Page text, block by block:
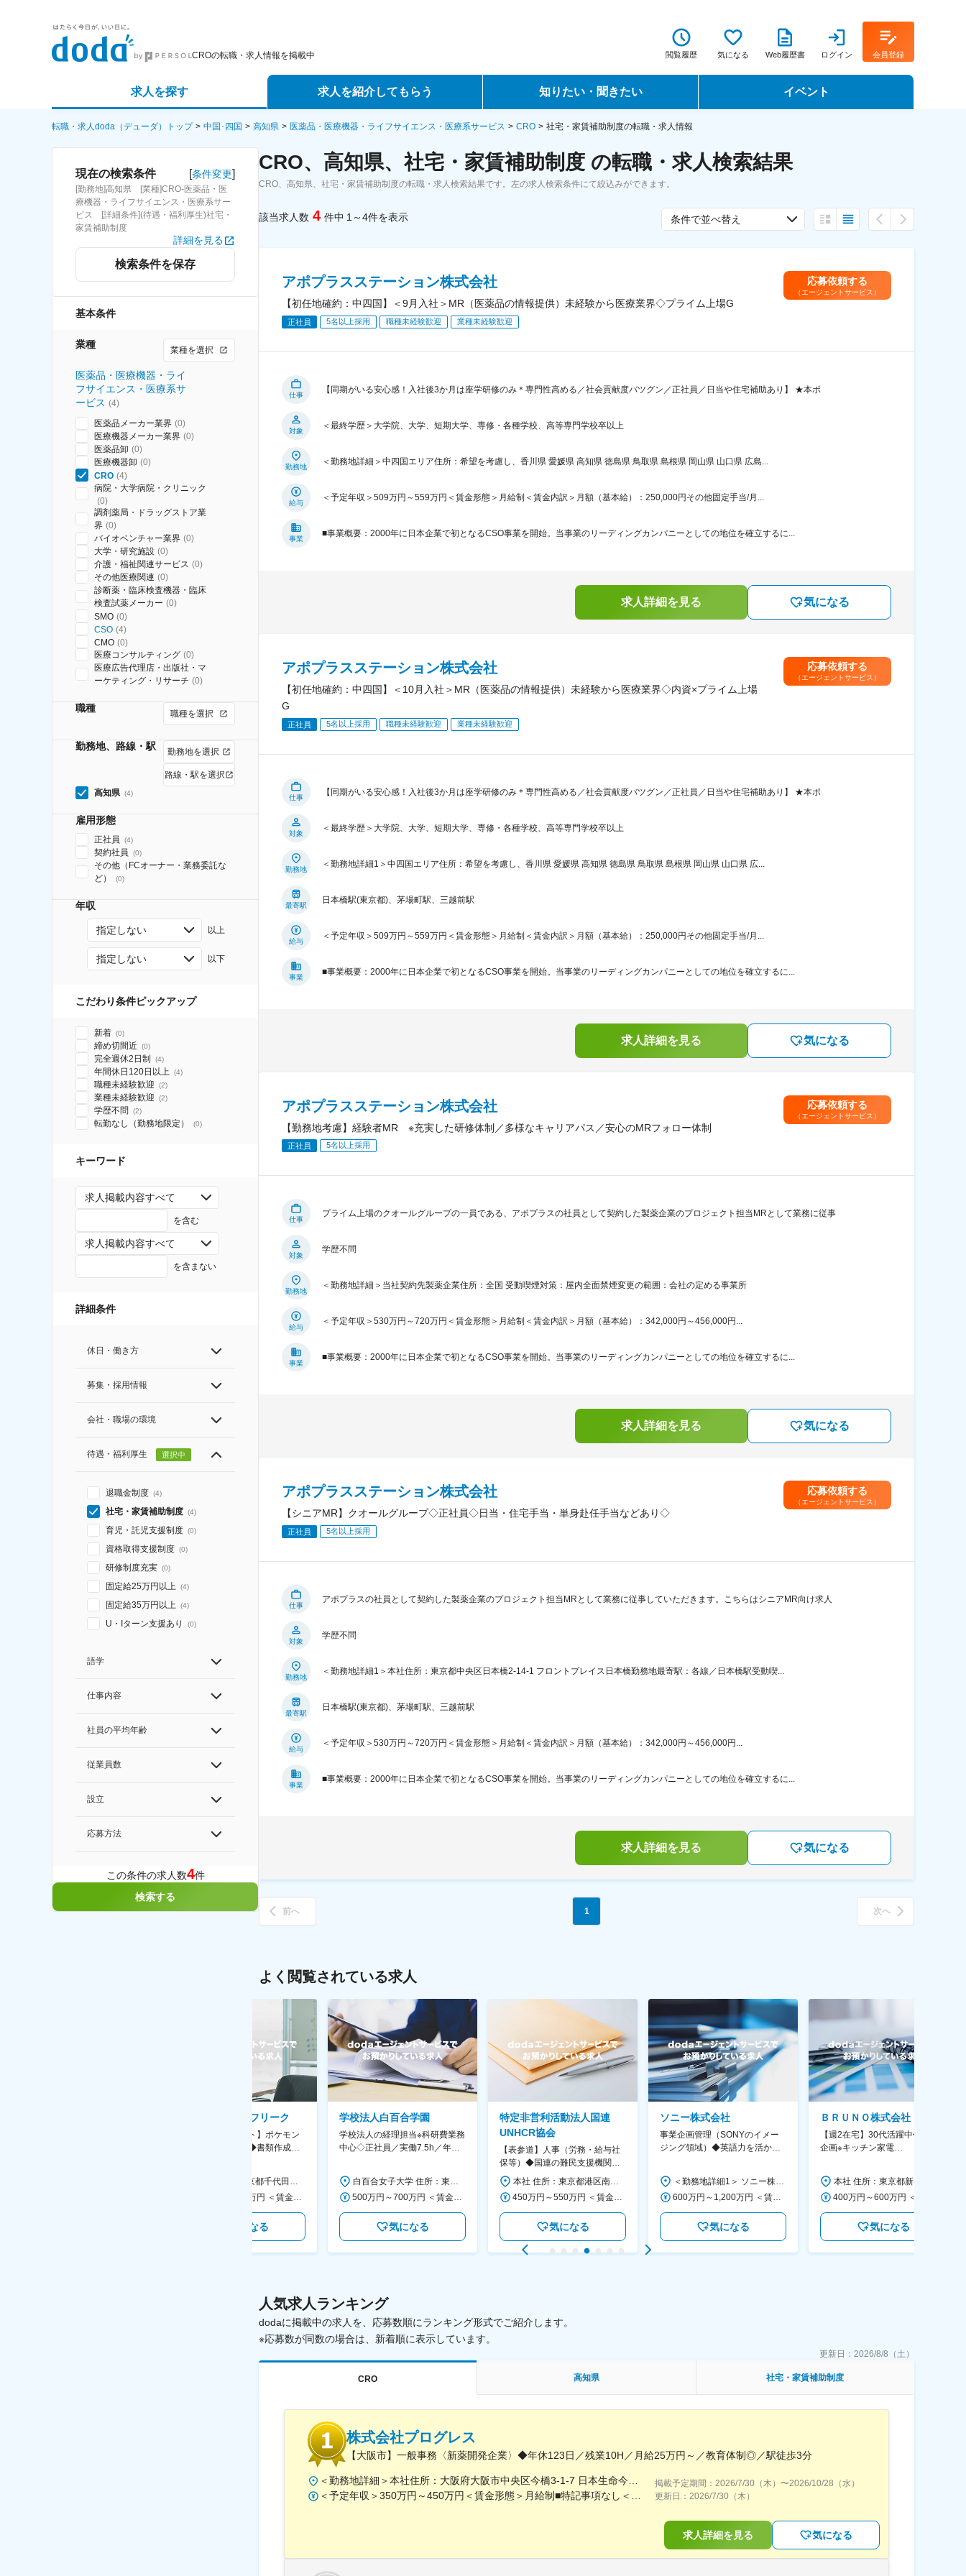
CROの転職・求人情報を掲載中 閲覧履歴 気になる Web履歴書 ログイン 会員登録
求人を探す
詳細条件から探す
求人特集から探す
求人を紹介してもらう
エージェントサービス
スカウトサービス
知りたい・聞きたい
転職ノウハウ
データで見る転職
イベント
転職フェア
転職・求人doda（デューダ）トップ 中国･四国 高知県 医薬品・医療機器・ライフサイエンス・医療系サービス CRO 社宅・家賃補助制度の転職・求人情報
現在の検索条件 [条件変更]
[勤務地]高知県 [業種]CRO-医薬品・医
療機器・ライフサイエンス・医療系サー
ビス [詳細条件](待遇・福利厚生)社宅・
家賃補助制度
詳細を見る
検索条件を保存
基本条件
業種 業種を選択
医薬品・医療機器・ライ
フサイエンス・医療系サ
ービス (4)
医薬品メーカー業界 (0)
医療機器メーカー業界 (0)
医薬品卸 (0)
医療機器卸 (0)
CRO (4)
病院・大学病院・クリニック
(0)
調剤薬局・ドラッグストア業
界 (0)
バイオベンチャー業界 (0)
大学・研究施設 (0)
介護・福祉関連サービス (0)
その他医療関連 (0)
診断薬・臨床検査機器・臨床
検査試薬メーカー (0)
SMO (0)
CSO (4)
CMO (0)
医療コンサルティング (0)
医療広告代理店・出版社・マ
ーケティング・リサーチ (0)
職種 職種を選択
勤務地、路線・駅 勤務地を選択
路線・駅を選択
高知県 (4)
雇用形態
正社員 (4)
契約社員 (0)
その他（FCオーナー・業務委託な
ど）
(0)
年収
指定しない 以上
指定しない 以下
こだわり条件ピックアップ
新着 (0)
締め切間近 (0)
完全週休2日制 (4)
年間休日120日以上 (4)
職種未経験歓迎 (2)
業種未経験歓迎 (2)
学歴不問 (2)
転勤なし（勤務地限定） (0)
キーワード
求人掲載内容すべて
を含む
求人掲載内容すべて
を含まない
詳細条件
休日・働き方
募集・採用情報
会社・職場の環境
待遇・福利厚生 選択中
退職金制度 (4)
社宅・家賃補助制度 (4)
育児・託児支援制度 (0)
資格取得支援制度 (0)
研修制度充実 (0)
固定給25万円以上 (4)
固定給35万円以上 (4)
U・Iターン支援あり (0)
語学
仕事内容
社員の平均年齢
従業員数
設立
応募方法
この条件の求人数4件
検索する
CRO、高知県、社宅・家賃補助制度 の転職・求人検索結果
CRO、高知県、社宅・家賃補助制度の転職・求人検索結果です。左の求人検索条件にて絞込みができます。
該当求人数 4 件中 1～4件を表示 条件で並べ替え
アポプラスステーション株式会社
【初任地確約：中四国】＜9月入社＞MR（医薬品の情報提供）未経験から医療業界◇プライム上場G
正社員 5名以上採用 職種未経験歓迎 業種未経験歓迎
応募依頼する
（エージェントサービス）
仕事
【同期がいる安心感！入社後3か月は座学研修のみ＊専門性高める／社会貢献度バツグン／正社員／日当や住宅補助あり】 ★本ポ
対象
＜最終学歴＞大学院、大学、短期大学、専修・各種学校、高等専門学校卒以上
勤務地
＜勤務地詳細＞中四国エリア住所：希望を考慮し、香川県 愛媛県 高知県 徳島県 鳥取県 島根県 岡山県 山口県 広島...
給与
＜予定年収＞509万円～559万円＜賃金形態＞月給制＜賃金内訳＞月額（基本給）：250,000円その他固定手当/月...
事業
■事業概要：2000年に日本企業で初となるCSO事業を開始。当事業のリーディングカンパニーとしての地位を確立するに...
求人詳細を見る 気になる
アポプラスステーション株式会社
【初任地確約：中四国】＜10月入社＞MR（医薬品の情報提供）未経験から医療業界◇内資×プライム上場
G
正社員 5名以上採用 職種未経験歓迎 業種未経験歓迎
応募依頼する
（エージェントサービス）
仕事
【同期がいる安心感！入社後3か月は座学研修のみ＊専門性高める／社会貢献度バツグン／正社員／日当や住宅補助あり】 ★本ポ
対象
＜最終学歴＞大学院、大学、短期大学、専修・各種学校、高等専門学校卒以上
勤務地
＜勤務地詳細1＞中四国エリア住所：希望を考慮し、香川県 愛媛県 高知県 徳島県 鳥取県 島根県 岡山県 山口県 広...
最寄駅
日本橋駅(東京都)、茅場町駅、三越前駅
給与
＜予定年収＞509万円～559万円＜賃金形態＞月給制＜賃金内訳＞月額（基本給）：250,000円その他固定手当/月...
事業
■事業概要：2000年に日本企業で初となるCSO事業を開始。当事業のリーディングカンパニーとしての地位を確立するに...
求人詳細を見る 気になる
アポプラスステーション株式会社
【勤務地考慮】経験者MR ※充実した研修体制／多様なキャリアパス／安心のMRフォロー体制
正社員 5名以上採用
応募依頼する
（エージェントサービス）
仕事
プライム上場のクオールグループの一員である、アポプラスの社員として契約した製薬企業のプロジェクト担当MRとして業務に従事
対象
学歴不問
勤務地
＜勤務地詳細＞当社契約先製薬企業住所：全国 受動喫煙対策：屋内全面禁煙変更の範囲：会社の定める事業所
給与
＜予定年収＞530万円～720万円＜賃金形態＞月給制＜賃金内訳＞月額（基本給）：342,000円～456,000円...
事業
■事業概要：2000年に日本企業で初となるCSO事業を開始。当事業のリーディングカンパニーとしての地位を確立するに...
求人詳細を見る 気になる
アポプラスステーション株式会社
【シニアMR】クオールグループ◇正社員◇日当・住宅手当・単身赴任手当などあり◇
正社員 5名以上採用
応募依頼する
（エージェントサービス）
仕事
アポプラスの社員として契約した製薬企業のプロジェクト担当MRとして業務に従事していただきます。こちらはシニアMR向け求人
対象
学歴不問
勤務地
＜勤務地詳細1＞本社住所：東京都中央区日本橋2-14-1 フロントプレイス日本橋勤務地最寄駅：各線／日本橋駅受動喫...
最寄駅
日本橋駅(東京都)、茅場町駅、三越前駅
給与
＜予定年収＞530万円～720万円＜賃金形態＞月給制＜賃金内訳＞月額（基本給）：342,000円～456,000円...
事業
■事業概要：2000年に日本企業で初となるCSO事業を開始。当事業のリーディングカンパニーとしての地位を確立するに...
求人詳細を見る 気になる
前へ 1 次へ
よく閲覧されている求人
株式会社ゲームフリーク
【庶務アシスタント】ポケモン
シリーズ開発企業◆書類作成・
本社 住所：東京都千代田区神田錦町2-2-1 KANDASQUARE 受動喫煙対策：屋内全面禁煙 変更の範囲：会社の定める事業所
350万円～500万円 ＜賃金形態＞ 月給制 ＜賃金内訳＞ 月額（基本給）：215,000円～307,000円 固定残業手当/月：76,700円～110,000円（固定残業時間45時間0分/月） 超過した時間外労働の残業手当は追加支給 ＜月給＞ 291,700円～417,000円（一律手当を含む） ＜昇給有無＞ 有 ＜残業手当＞ 有 ＜給与補足＞ ※経験・能力を考慮の上、年齢に関わりなく当社規定により優遇します。 賃金はあくまでも目安の金額であり、選考を通じて上下する可能性があります。 月給(月額)は固定手当を含めた表記です。
気になる
学校法人白百合学園
学校法人の経理担当※科研費業務
中心◇正社員／実働7.5h／年休
大学
白百合女子大学 住所：東京都調布市緑ヶ丘1-25 勤務地最寄駅：京王線／仙川駅 受動喫煙対策：屋内全面禁煙 変更の範囲：会社の定める事業所
500万円～700万円 ＜賃金形態＞ 月給制 ＜賃金内訳＞ 月額（基本給）：280,000円～430,000円 ＜月給＞ 280,000円～430,000円 ＜昇給有無＞ 有 ＜残業手当＞ 有 ＜給与補足＞ ※年齢・過去の経験に基づき、本学規定に合わせ決定 【残業手当】有 /残業時間に応じて全額支給（※想定年収に含む） 【各種手当】扶養手当/住宅手当/通勤手当 等 【賞与】年2回（6月、12月） 【昇給】年1回（4月） 賃金はあくまでも目安の金額であり、選考を通じて上下する可能性があります。 月給(月額)は固定手当を含めた表記です。
気になる
特定非営利活動法人国連
UNHCR協会
【表参道】人事（労務・給与社
保等）◆国連の難民支援機関の
活動を支える日本公式支援窓口
◆正職員登用前提
本社 住所：東京都港区南青山6-10-11 ウェスレーセンター3F 勤務地最寄駅：地下鉄各線／表参道駅 受動喫煙対策：屋内全面禁煙 変更の範囲：会社の定める事業所（リモートワーク含む）
450万円～550万円 ＜賃金形態＞ 月給制 ＜賃金内訳＞ 月額（基本給）：340,000円～420,000円 ＜月給＞ 340,000円～420,000円 ＜昇給有無＞ 有 ＜残業手当＞ 有 ＜給与補足＞ ※能力・経験によって決定します。 ■賞与あり（業績評価に応じて支給） 賃金はあくまでも目安の金額であり、選考を通じて上下する可能性があります。 月給(月額)は固定手当を含めた表記です。
気になる
ソニー株式会社
事業企画管理（SONYのイメー
ジング領域）◆英語力を活か
＜勤務地詳細1＞ ソニー株式会社 住所：神奈川県横浜市西区みなとみらい5-1-1 受動喫煙対策：屋内全面禁煙 ＜勤務地詳細2＞ ソニーシティ大崎 住所：東京都品川区大崎2-10-1 勤務地最寄駅：JR線／大崎駅 受動喫煙対策：屋内全面禁煙 変更の範囲：会社の定める事業所（リモートワーク含む）
600万円～1,200万円 ＜賃金形態＞ 月給制 ＜賃金内訳＞ 月額（基本給）：350,000円～500,000円 ＜月給＞ 350,000円～500,000円 ＜昇給有無＞ 有 ＜残業手当＞ 有 ＜給与補足＞ ※年収は経験や能力を考慮の上、当社規定により決定します。 賃金はあくまでも目安の金額であり、選考を通じて上下する可能性があります。 月給(月額)は固定手当を含めた表記です。
気になる
ＢＲＵＮＯ株式会社
【週2在宅】30代活躍中◆商品
企画※キッチン家電
画～調達／働き方◎
気になる
人気求人ランキング
dodaに掲載中の求人を、応募数順にランキング形式でご紹介します。
※応募数が同数の場合は、新着順に表示しています。
更新日： 2026/8/8（土）
CRO 高知県 社宅・家賃補助制度
株式会社プログレス
【大阪市】一般事務〈新薬開発企業〉◆年休123日／残業10H／月給25万円～／教育体制◎／駅徒歩3分
掲載予定期間： 2026/7/30（木） 〜2026/10/28（水）
更新日： 2026/7/30（木）
求人詳細を見る 気になる